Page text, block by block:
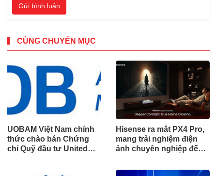
Gửi bình luận
CÙNG CHUYÊN MỤC
UOBAM Việt Nam chính
thức chào bán Chứng
chỉ Quỹ đầu tư United
Hisense ra mắt PX4 Pro,
mang trải nghiệm điện
ảnh chuyên nghiệp đến